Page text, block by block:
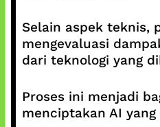
Selain aspek teknis,
mengevaluasi
dari teknologi yang
Proses ini menjadi
menciptakan AI